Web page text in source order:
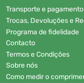
Transporte e pagamento
Trocas, Devoluções e
Programa de fidelidade
Contacto
Termos e Condições
Sobre nós
Como medir o